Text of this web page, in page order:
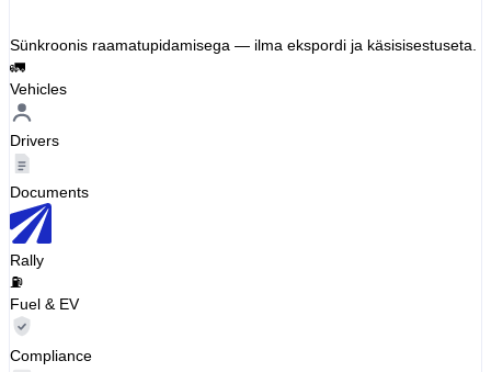
Sünkroonis raamatupidamisega — ilma ekspordi ja käsisisestuseta.
🚛
Vehicles
Drivers
Documents
Rally
⛽
Fuel & EV
Compliance